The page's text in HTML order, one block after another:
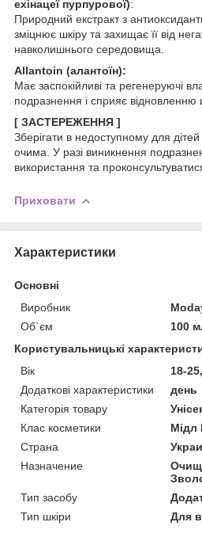
ехінацеї пурпурової):
Природний екстракт з
зміцнює шкіру та захищає її від
навколишнього середовища.
Allantoin (алантоїн):
Має заспокійливі та регенеруючі
подразнення і сприяє відновленню
[ ЗАСТЕРЕЖЕННЯ ]
Зберігати в недоступному для дітей
очима. У разі виникнення
використання та
Приховати
Характеристики
Основні
Виробник
Об`єм
100
Користувальницькі
Вік
18-
Додаткові характеристики
день
Категорія товару
Клас косметики
Мідл
Страна
Назначение
Тип засобу
Тип шкіри
Для